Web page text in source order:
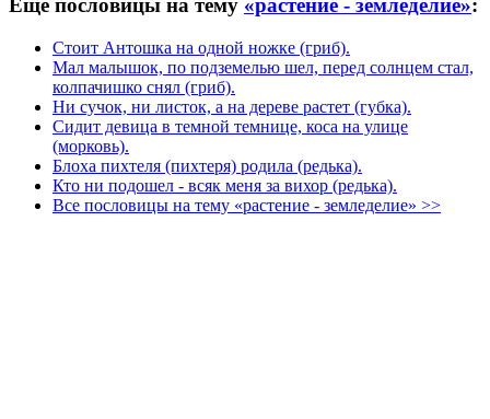
Еще пословицы на тему «растение - земледелие»:
Стоит Антошка на одной ножке (гриб).
Мал малышок, по подземелью шел, перед солнцем стал,
колпачишко снял (гриб).
Ни сучок, ни листок, а на дереве растет (губка).
Сидит девица в темной темнице, коса на улице
(морковь).
Блоха пихтеля (пихтеря) родила (редька).
Кто ни подошел - всяк меня за вихор (редька).
Все пословицы на тему «растение - земледелие» >>